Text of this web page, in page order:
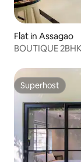
Flat in Assagao
BOUTIQUE
Superhost
Superhost